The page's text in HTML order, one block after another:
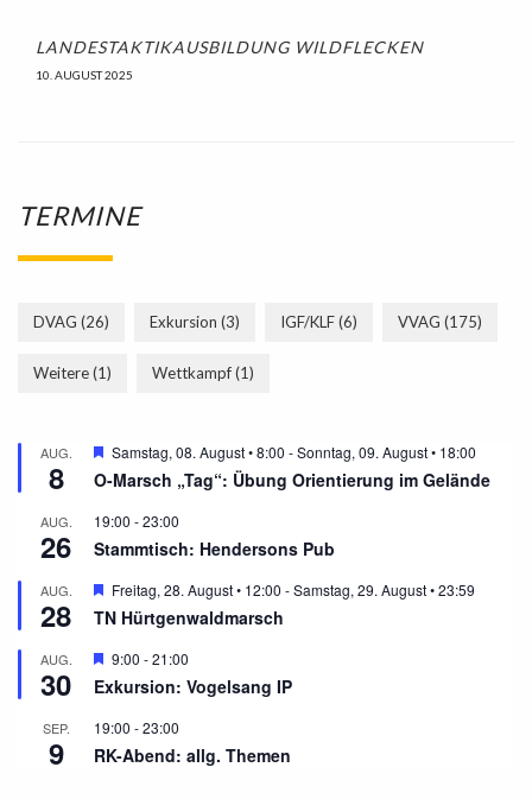
LANDESTAKTIKAUSBILDUNG WILDFLECKEN
10. AUGUST 2025
TERMINE
DVAG (26) Exkursion (3) IGF/KLF(6) VVAG (175)
Weitere(1) Wettkampf(1)
AUG.
8
Hervorgehoben
Samstag, 08. August • 8:00 -Sonntag, 09. August • 18:00
O-Marsch „Tag“: Übung Orientierung im Gelände
AUG.
26
19:00 -23:00
Stammtisch: Hendersons Pub
AUG.
28
Hervorgehoben
Freitag, 28. August • 12:00 -Samstag, 29. August • 23:59
TN Hürtgenwaldmarsch
AUG.
30
Hervorgehoben
9:00 -21:00
Exkursion: Vogelsang IP
SEP.
9
19:00 -23:00
RK-Abend: allg. Themen